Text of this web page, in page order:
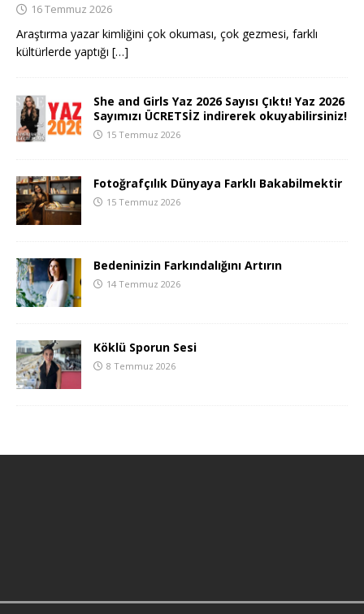
16 Temmuz 2026
Araştırma yazar kimliğini çok okuması, çok gezmesi, farklı
kültürlerde yaptığı […]
She and Girls Yaz 2026 Sayısı Çıktı! Yaz 2026
Sayımızı ÜCRETSİZ indirerek okuyabilirsiniz!
15 Temmuz 2026
Fotoğrafçılık Dünyaya Farklı Bakabilmektir
15 Temmuz 2026
Bedeninizin Farkındalığını Artırın
14 Temmuz 2026
Köklü Sporun Sesi
8 Temmuz 2026